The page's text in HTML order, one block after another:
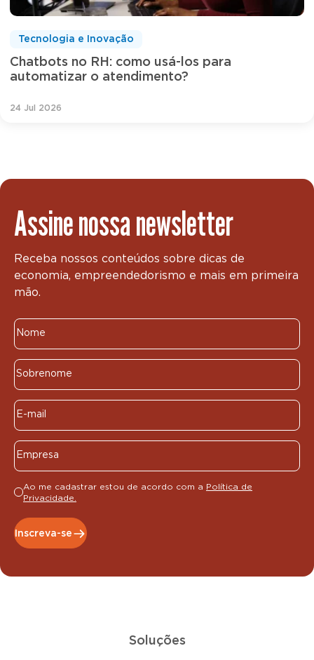
Chatbots no RH: como usá-los para
automatizar o atendimento?
Tecnologia e Inovação
24 Jul 2026
Assine nossa newsletter
Receba nossos conteúdos sobre dicas de
economia, empreendedorismo e mais em primeira
mão.
Ao me cadastrar estou de acordo com a Política de
Privacidade.
Inscreva-se
Soluções